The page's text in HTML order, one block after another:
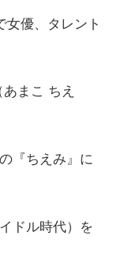
女優、タレント
まこ ちえ
『ちえみ』に
ドル時代）を